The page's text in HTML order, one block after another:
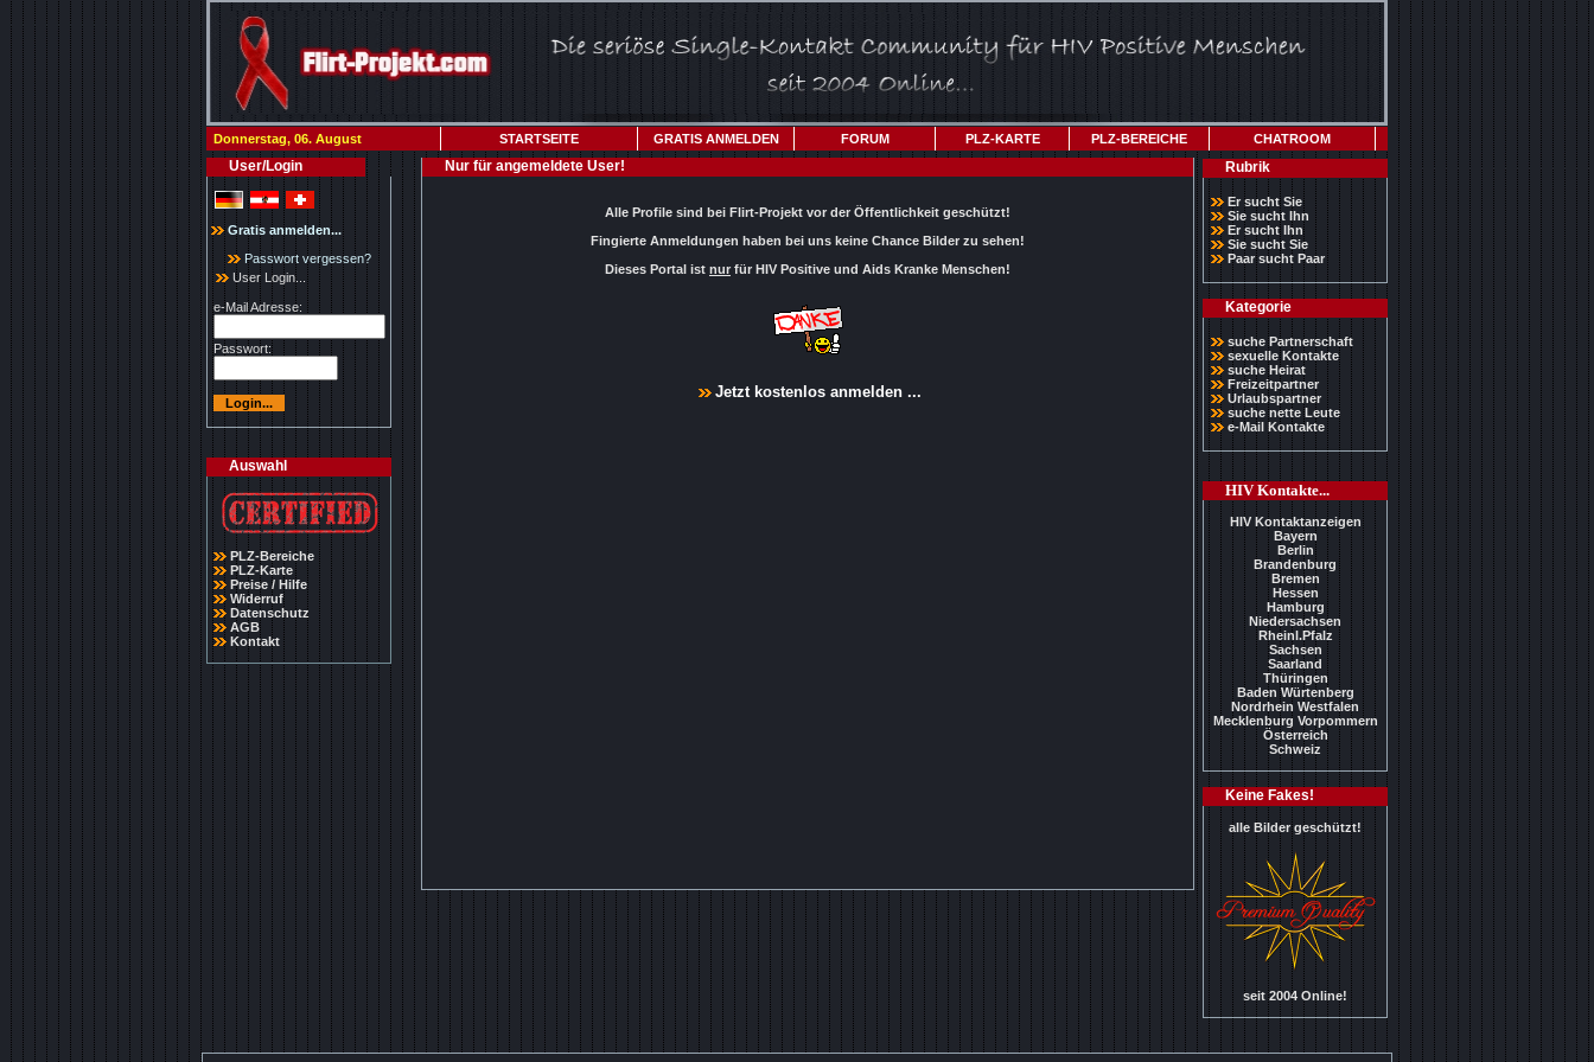
Donnerstag, 06. August STARTSEITE GRATIS ANMELDEN FORUM PLZ-KARTE PLZ-BEREICHE CHATROOM
User/Login
Gratis anmelden...
Passwort vergessen?
User Login...
e-Mail Adresse:
Passwort:
Auswahl
PLZ-Bereiche
PLZ-Karte
Preise / Hilfe
Widerruf
Datenschutz
AGB
Kontakt
Nur für angemeldete User!
Alle Profile sind bei Flirt-Projekt vor der Öffentlichkeit geschützt!
Fingierte Anmeldungen haben bei uns keine Chance Bilder zu sehen!
Dieses Portal ist nur für HIV Positive und Aids Kranke Menschen!
Jetzt kostenlos anmelden ...
Rubrik
Er sucht Sie
Sie sucht Ihn
Er sucht Ihn
Sie sucht Sie
Paar sucht Paar
Kategorie
suche Partnerschaft
sexuelle Kontakte
suche Heirat
Freizeitpartner
Urlaubspartner
suche nette Leute
e-Mail Kontakte
HIV Kontakte...
HIV Kontaktanzeigen
Bayern
Berlin
Brandenburg
Bremen
Hessen
Hamburg
Niedersachsen
Rheinl.Pfalz
Sachsen
Saarland
Thüringen
Baden Würtenberg
Nordrhein Westfalen
Mecklenburg Vorpommern
Österreich
Schweiz
Keine Fakes!
alle Bilder geschützt!
seit 2004 Online!